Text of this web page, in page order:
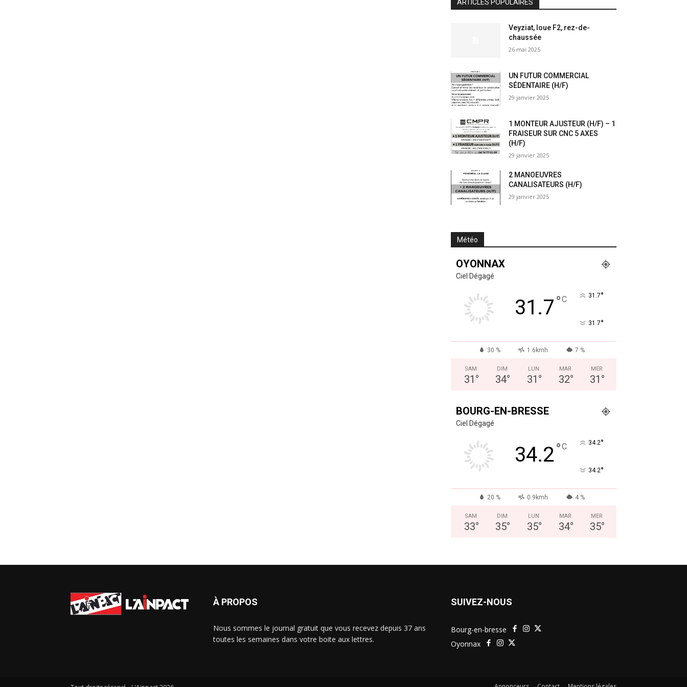
ARTICLES POPULAIRES
Veyziat, loue F2, rez-de-
chaussée
26 mai 2025
UN FUTUR COMMERCIAL
SÉDENTAIRE (H/F)
29 janvier 2025
1 MONTEUR AJUSTEUR (H/F) – 1
FRAISEUR SUR CNC 5 AXES
(H/F)
29 janvier 2025
2 MANOEUVRES
CANALISATEURS (H/F)
29 janvier 2025
Météo
OYONNAX
Ciel Dégagé
31.7°C 31.7°
31.7°
30 % 1.6kmh 7 %
SAM
31 °
DIM
34°
LUN
31 °
MAR
32°
MER
31 °
BOURG-EN-BRESSE
Ciel Dégagé
34.2°C 34.2°
34.2°
20 % 0.9kmh 4 %
SAM
33°
DIM
35°
LUN
35°
MAR
34°
MER
35°
À PROPOS
Nous sommes le journal gratuit que vous recevez depuis 37 ans
toutes les semaines dans votre boite aux lettres.
SUIVEZ-NOUS
Bourg-en-bresse
Oyonnax